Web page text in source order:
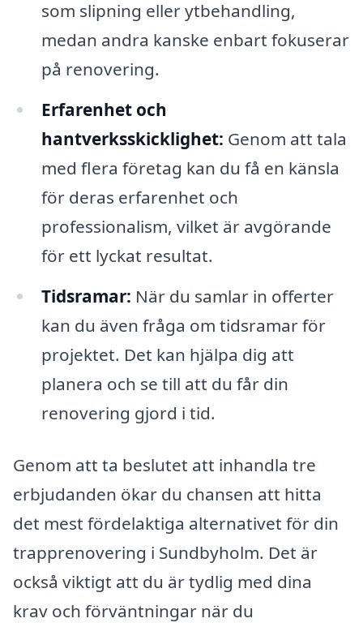
som slipning eller ytbehandling,
medan andra kanske enbart fokuserar
på renovering.
Erfarenhet och
hantverksskicklighet: Genom att tala
med flera företag kan du få en känsla
för deras erfarenhet och
professionalism, vilket är avgörande
för ett lyckat resultat.
Tidsramar: När du samlar in offerter
kan du även fråga om tidsramar för
projektet. Det kan hjälpa dig att
planera och se till att du får din
renovering gjord i tid.
Genom att ta beslutet att inhandla tre
erbjudanden ökar du chansen att hitta
det mest fördelaktiga alternativet för din
trapprenovering i Sundbyholm. Det är
också viktigt att du är tydlig med dina
krav och förväntningar när du